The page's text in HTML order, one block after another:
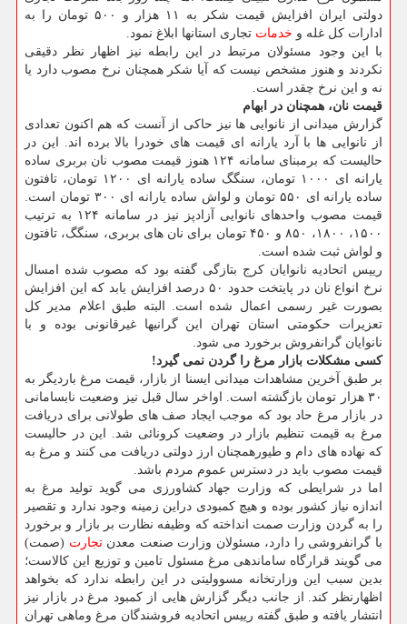
دولتی ایران افزایش قیمت شکر به ۱۱ هزار و ۵۰۰ تومان را به
ادارات کل غله و خدمات تجاری استانها ابلاغ نمود.
با این وجود مسئولان مرتبط در این رابطه نیز اظهار نظر دقیقی
نکردند و هنوز مشخص نیست که آیا شکر همچنان نرخ مصوب دارد یا
نه و این نرخ چقدر است.
قیمت نان، همچنان در ابهام
گزارش میدانی از نانوایی ها نیز حاکی از آنست که هم اکنون تعدادی
از نانوایی ها با آرد یارانه ای قیمت های خودرا بالا برده اند. این در
حالیست که برمبنای سامانه ۱۲۴ هنوز قیمت مصوب نان بربری ساده
یارانه ای ۱۰۰۰ تومان، سنگگ ساده یارانه ای ۱۲۰۰ تومان، تافتون
ساده یارانه ای ۵۵۰ تومان و لواش ساده یارانه ای ۳۰۰ تومان است.
قیمت مصوب واحدهای نانوایی آزادپز نیز در سامانه ۱۲۴ به ترتیب
۱۵۰۰، ۱۸۰۰، ۸۵۰ و ۴۵۰ تومان برای نان های بربری، سنگگ، تافتون
و لواش ثبت شده است.
رییس اتحادیه نانوایان کرج بتازگی گفته بود که مصوب شده امسال
نرخ انواع نان در پایتخت حدود ۵۰ درصد افزایش یابد که این افزایش
بصورت غیر رسمی اعمال شده است. البته طبق اعلام مدیر کل
تعزیرات حکومتی استان تهران این گرانیها غیرقانونی بوده و با
نانوایان گرانفروش برخورد می شود.
کسی مشکلات بازار مرغ را گردن نمی گیرد!
بر طبق آخرین مشاهدات میدانی ایسنا از بازار، قیمت مرغ باردیگر به
۳۰ هزار تومان بازگشته است. اواخر سال قبل نیز وضعیت نابسامانی
در بازار مرغ حاد بود که موجب ایجاد صف های طولانی برای دریافت
مرغ به قیمت تنظیم بازار در وضعیت کرونائی شد. این در حالیست
که نهاده های دام و طیورهمچنان ارز دولتی دریافت می کنند و مرغ به
قیمت مصوب باید در دسترس عموم مردم باشد.
اما در شرایطی که وزارت جهاد کشاورزی می گوید تولید مرغ به
اندازه نیاز کشور بوده و هیچ کمبودی دراین زمینه وجود ندارد و تقصیر
را به گردن وزارت صمت انداخته که وظیفه نظارت بر بازار و برخورد
با گرانفروشی را دارد، مسئولان وزارت صنعت معدنتجارت (صمت)
می گویند قرارگاه ساماندهی مرغ مسئول تامین و توزیع این کالاست؛
بدین سبب این وزارتخانه مسوولیتی در این رابطه ندارد که بخواهد
اظهارنظر کند. از جانب دیگر گزارش هایی از کمبود مرغ در بازار نیز
انتشار یافته و طبق گفته رییس اتحادیه فروشندگان مرغ وماهی تهران